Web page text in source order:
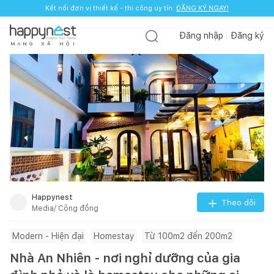
Kết nối đơn vị thiết kế - thi công uy tín. ĐĂNG KÝ NGAY!
M Ạ N G X Ã H Ộ I
Đăng nhập Đăng ký
Happynest
Media/ Cộng đồng
Theo dõi
Modern - Hiện đại Homestay Từ 100m2 đến 200m2
Nhà An Nhiên - nơi nghỉ dưỡng của gia